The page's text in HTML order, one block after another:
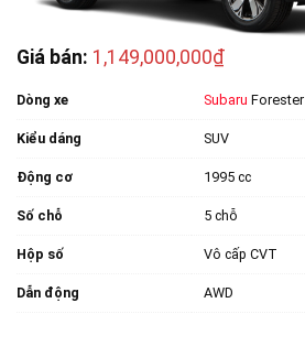
Giá bán: 1,149,000,000₫
Dòng xe Subaru Forester
Kiểu dáng SUV
Động cơ 1995 cc
Số chỗ 5 chỗ
Hộp số Vô cấp CVT
Dẫn động AWD